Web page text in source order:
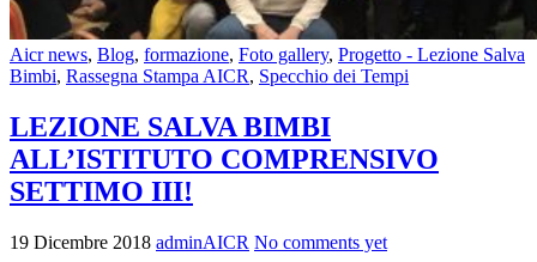
Aicr news, Blog, formazione, Foto gallery, Progetto - Lezione Salva
Bimbi, Rassegna Stampa AICR, Specchio dei Tempi
LEZIONE SALVA BIMBI
ALL’ISTITUTO COMPRENSIVO
SETTIMO III!
19 Dicembre 2018 adminAICR No comments yet